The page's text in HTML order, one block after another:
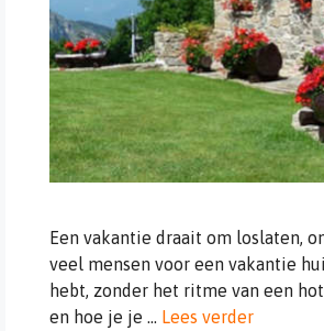
Een vakantie draait om loslaten,
veel mensen voor een vakantie
hebt, zonder het ritme van een
en hoe je je … Lees verder